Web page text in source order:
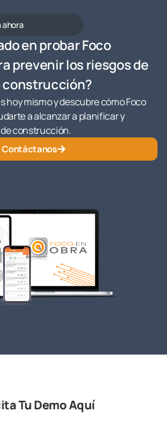
ahora
en probar Foco
prevenir los riesgos de
construcción?
hoy mismo y descubre cómo Foco
a alcanzar a planificar y
construcción.
Contáctanos
Tu Demo Aquí